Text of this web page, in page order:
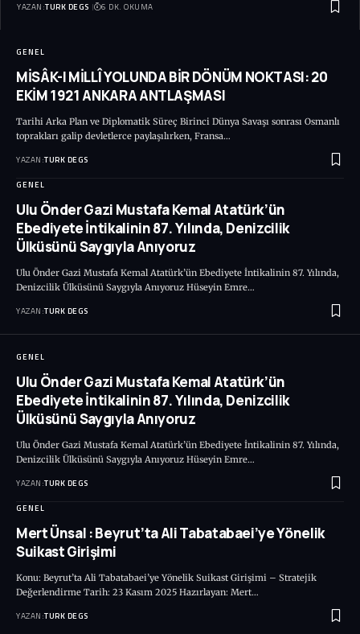
YAZAN:TURK DEGS 6 DK. OKUMA
GENEL
MİSÂK-I MİLLÎ YOLUNDA BİR DÖNÜM NOKTASI: 20
EKİM 1921 ANKARA ANTLAŞMASI
Tarihi Arka Plan ve Diplomatik Süreç Birinci Dünya Savaşı sonrası Osmanlı
toprakları galip devletlerce paylaşılırken, Fransa…
YAZAN:TURK DEGS
GENEL
Ulu Önder Gazi Mustafa Kemal Atatürk’ün
Ebediyete İntikalinin 87. Yılında, Denizcilik
Ülküsünü Saygıyla Anıyoruz
Ulu Önder Gazi Mustafa Kemal Atatürk’ün Ebediyete İntikalinin 87. Yılında,
Denizcilik Ülküsünü Saygıyla Anıyoruz Hüseyin Emre…
YAZAN:TURK DEGS
GENEL
Ulu Önder Gazi Mustafa Kemal Atatürk’ün
Ebediyete İntikalinin 87. Yılında, Denizcilik
Ülküsünü Saygıyla Anıyoruz
Ulu Önder Gazi Mustafa Kemal Atatürk’ün Ebediyete İntikalinin 87. Yılında,
Denizcilik Ülküsünü Saygıyla Anıyoruz Hüseyin Emre…
YAZAN:TURK DEGS
GENEL
Mert Ünsal : Beyrut’ta Ali Tabatabaei’ye Yönelik
Suikast Girişimi
Konu: Beyrut’ta Ali Tabatabaei’ye Yönelik Suikast Girişimi – Stratejik
Değerlendirme Tarih: 23 Kasım 2025 Hazırlayan: Mert…
YAZAN:TURK DEGS